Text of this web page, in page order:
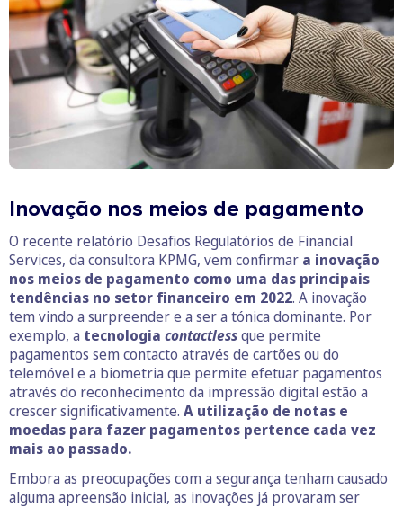
Inovação nos meios de pagamento
O recente relatório Desafios Regulatórios de Financial
Services, da consultora KPMG, vem confirmar a inovação
nos meios de pagamento como uma das principais
tendências no setor financeiro em 2022. A inovação
tem vindo a surpreender e a ser a tónica dominante. Por
exemplo, a tecnologia contactlessque permite
pagamentos sem contacto através de cartões ou do
telemóvel e a biometria que permite efetuar pagamentos
através do reconhecimento da impressão digital estão a
crescer significativamente. A utilização de notas e
moedas para fazer pagamentos pertence cada vez
mais ao passado.
Embora as preocupações com a segurança tenham causado
alguma apreensão inicial, as inovações já provaram ser